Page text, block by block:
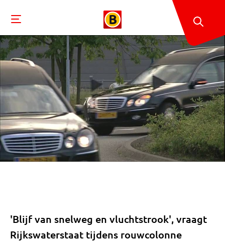
'Blijf van snelweg en vluchtstrook', vraagt
Rijkswaterstaat tijdens rouwcolonne